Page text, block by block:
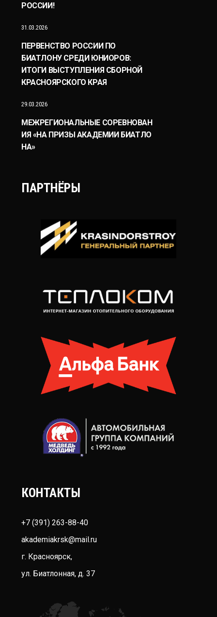
РОССИИ!
31.03.2026
ПЕРВЕНСТВО РОССИИ ПО
БИАТЛОНУ СРЕДИ ЮНИОРОВ:
ИТОГИ ВЫСТУПЛЕНИЯ СБОРНОЙ
КРАСНОЯРСКОГО КРАЯ
29.03.2026
МЕЖРЕГИОНАЛЬНЫЕ СОРЕВНОВАН
ИЯ «НА ПРИЗЫ АКАДЕМИИ БИАТЛО
НА»
ПАРТНЁРЫ
КОНТАКТЫ
+7 (391) 263-88-40
akademiakrsk@mail.ru
г. Красноярск,
ул. Биатлонная, д. 37